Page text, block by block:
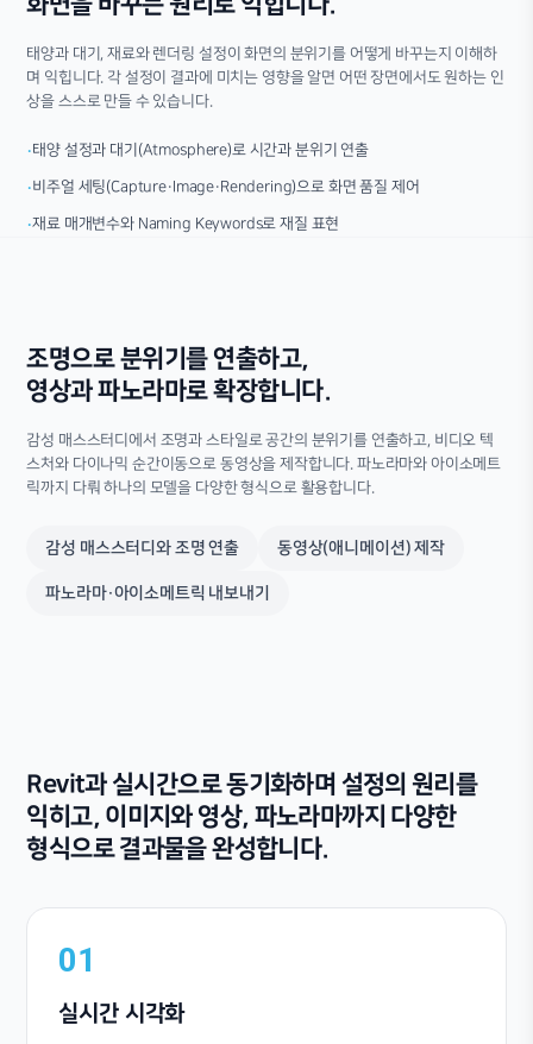
태양과 대기, 재료와 렌더링 설정이 화면의 분위기를 어떻게 바꾸는지 이해하
며 익힙니다. 각 설정이 결과에 미치는 영향을 알면 어떤 장면에서도 원하는 인
상을 스스로 만들 수 있습니다.
·태양 설정과 대기(Atmosphere)로 시간과 분위기 연출
·비주얼 세팅(Capture·Image·Rendering)으로 화면 품질 제어
·재료 매개변수와 Naming Keywords로 재질 표현
조명으로 분위기를 연출하고,
영상과 파노라마로 확장합니다.
감성 매스스터디에서 조명과 스타일로 공간의 분위기를 연출하고, 비디오 텍
스처와 다이나믹 순간이동으로 동영상을 제작합니다. 파노라마와 아이소메트
릭까지 다뤄 하나의 모델을 다양한 형식으로 활용합니다.
감성 매스스터디와 조명 연출 동영상(애니메이션) 제작
파노라마·아이소메트릭 내보내기
Revit과 실시간으로 동기화하며 설정의 원리를
익히고, 이미지와 영상, 파노라마까지 다양한
형식으로 결과물을 완성합니다.
01
실시간 시각화